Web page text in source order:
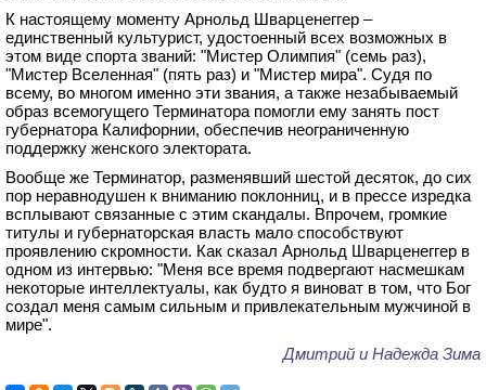
К настоящему моменту Арнольд Шварценеггер –
единственный культурист, удостоенный всех возможных в
этом виде спорта званий: "Мистер Олимпия" (семь раз),
"Мистер Вселенная" (пять раз) и "Мистер мира". Судя по
всему, во многом именно эти звания, а также незабываемый
образ всемогущего Терминатора помогли ему занять пост
губернатора Калифорнии, обеспечив неограниченную
поддержку женского электората.
Вообще же Терминатор, разменявший шестой десяток, до сих
пор неравнодушен к вниманию поклонниц, и в прессе изредка
всплывают связанные с этим скандалы. Впрочем, громкие
титулы и губернаторская власть мало способствуют
проявлению скромности. Как сказал Арнольд Шварценеггер в
одном из интервью: "Меня все время подвергают насмешкам
некоторые интеллектуалы, как будто я виноват в том, что Бог
создал меня самым сильным и привлекательным мужчиной в
мире".
Дмитрий и Надежда Зима